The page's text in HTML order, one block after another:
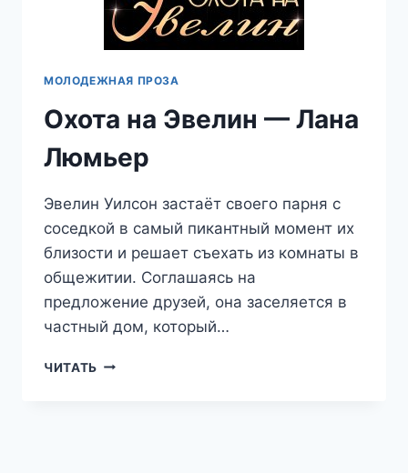
МОЛОДЕЖНАЯ ПРОЗА
Охота на Эвелин — Лана
Люмьер
Эвелин Уилсон застаёт своего парня с
соседкой в самый пикантный момент их
близости и решает съехать из комнаты в
общежитии. Соглашаясь на
предложение друзей, она заселяется в
частный дом, который…
ЧИТАТЬ ОХОТА